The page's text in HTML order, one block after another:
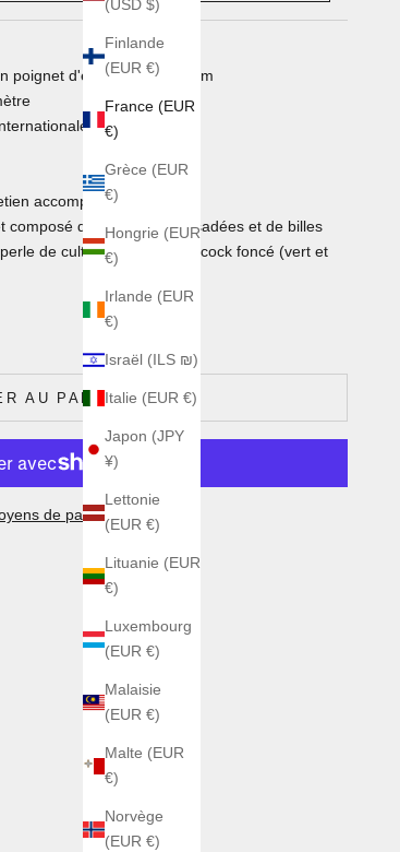
(USD $)
Finlande
(EUR €)
France (EUR
€)
Grèce (EUR
€)
Hongrie (EUR
€)
Irlande (EUR
€)
Israël (ILS ₪)
Italie (EUR €)
Japon (JPY
¥)
Lettonie
(EUR €)
Lituanie (EUR
€)
Luxembourg
(EUR €)
Malaisie
(EUR €)
Malte (EUR
€)
Norvège
(EUR €)
poignet d'environ 15.5/16 cm
AA
accompagnent le bijou
de jolies tiges torsadées et de billes
de culture de Tahiti peacock foncé (vert et
AU PANIER
de paiement